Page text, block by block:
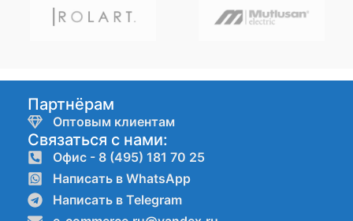
Партнёрам
Оптовым клиентам
Связаться с нами:
Офис - 8 (495) 181 70 25
Написать в WhatsApp
Написать в Telegram